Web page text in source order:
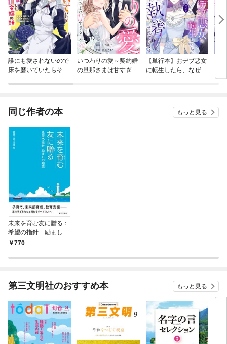
誰にも愛されないので
床を磨いていたらそこ
いつわりの愛～契約婚
の旦那さまは甘すぎる
【単行本】おデブ悪女
に転生したら、なぜか
同じ作者の本 もっと見る
未来を育む友に贈る：
希望の指針 励ましの
知恵770
第三文明社のおすすめ本 もっと見る